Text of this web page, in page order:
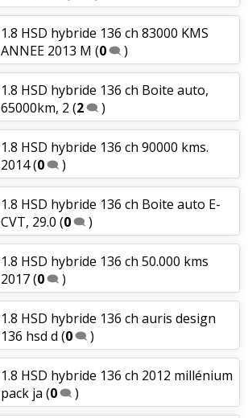
1.8 HSD hybride 136 ch 83000 KMS
ANNEE 2013 M (0 )
1.8 HSD hybride 136 ch Boite auto,
65000km, 2 (2 )
1.8 HSD hybride 136 ch 90000 kms.
2014(0 )
1.8 HSD hybride 136 ch Boite auto E-
CVT, 29.0 (0 )
1.8 HSD hybride 136 ch 50.000 kms
2017(0 )
1.8 HSD hybride 136 ch auris design
136 hsd d (0 )
1.8 HSD hybride 136 ch 2012 millénium
pack ja (0 )